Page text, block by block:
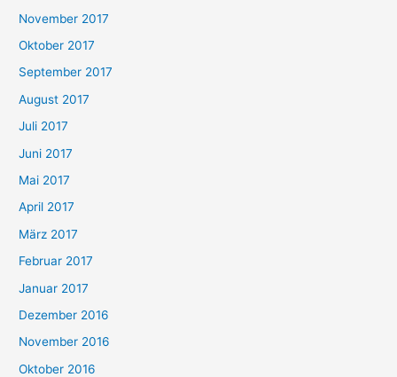
November 2017
Oktober 2017
September 2017
August 2017
Juli 2017
Juni 2017
Mai 2017
April 2017
März 2017
Februar 2017
Januar 2017
Dezember 2016
November 2016
Oktober 2016